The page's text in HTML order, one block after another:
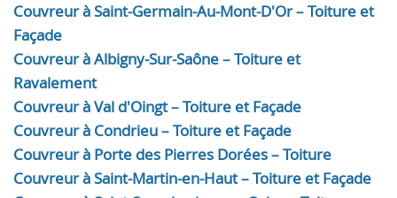
Couvreur à Saint-Germain-Au-Mont-D'Or – Toiture et
Façade
Couvreur à Albigny-Sur-Saône – Toiture et
Ravalement
Couvreur à Val d'Oingt – Toiture et Façade
Couvreur à Condrieu – Toiture et Façade
Couvreur à Porte des Pierres Dorées – Toiture
Couvreur à Saint-Martin-en-Haut – Toiture et Façade